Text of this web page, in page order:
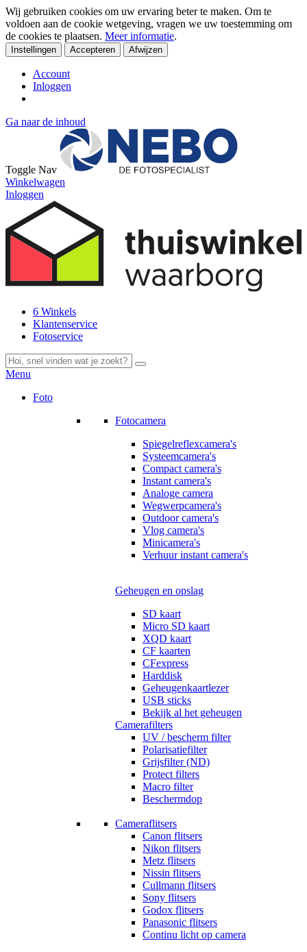
Wij gebruiken cookies om uw ervaring beter te maken. Om te
voldoen aan de cookie wetgeving, vragen we uw toestemming om
de cookies te plaatsen. Meer informatie.
Instellingen Accepteren Afwijzen
Account
Inloggen
Ga naar de inhoud
Toggle Nav
Winkelwagen
Inloggen
6 Winkels
Klantenservice
Fotoservice
Menu
Foto
Fotocamera
Spiegelreflexcamera's
Systeemcamera's
Compact camera's
Instant camera's
Analoge camera
Wegwerpcamera's
Outdoor camera's
Vlog camera's
Minicamera's
Verhuur instant camera's
Geheugen en opslag
SD kaart
Micro SD kaart
XQD kaart
CF kaarten
CFexpress
Harddisk
Geheugenkaartlezer
USB sticks
Bekijk al het geheugen
Camerafilters
UV / bescherm filter
Polarisatiefilter
Grijsfilter (ND)
Protect filters
Macro filter
Beschermdop
Cameraflitsers
Canon flitsers
Nikon flitsers
Metz flitsers
Nissin flitsers
Cullmann flitsers
Sony flitsers
Godox flitsers
Panasonic flitsers
Continu licht op camera